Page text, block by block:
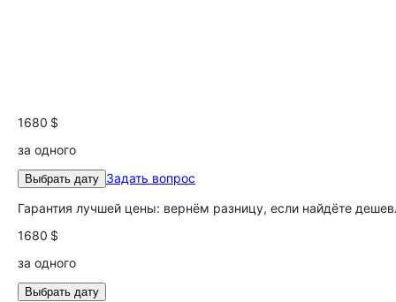
1680 $
за одного
Выбрать дату Задать вопрос
Гарантия лучшей цены: вернём разницу, если найдёте
1680 $
за одного
Выбрать дату